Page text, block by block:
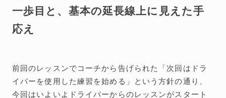
一歩目と、基本の延長線上に見えた手
応え
前回のレッスンでコーチから告げられた「次回はドラ
イバーを使用した練習を始める」という方針の通り、
今回はいよいよドライバーからのレッスンがスタート